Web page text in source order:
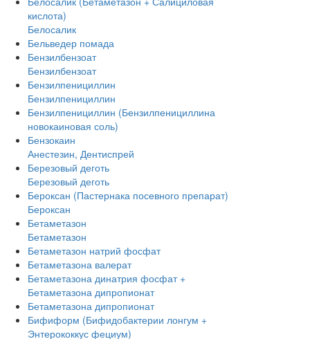
кислота)
Белосалик
Бельведер помада
Бензилбензоат
Бензилбензоат
Бензилпенициллин
Бензилпенициллин
Бензилпенициллин (Бензилпенициллина
новокаиновая соль)
Бензокаин
Анестезин, Дентиспрей
Березовый деготь
Березовый деготь
Бероксан (Пастернака посевного препарат)
Бероксан
Бетаметазон
Бетаметазон
Бетаметазон натрий фосфат
Бетаметазона валерат
Бетаметазона динатрия фосфат +
Бетаметазона дипропионат
Бетаметазона дипропионат
Бифиформ (Бифидобактерии лонгум +
Энтерококкус фециум)